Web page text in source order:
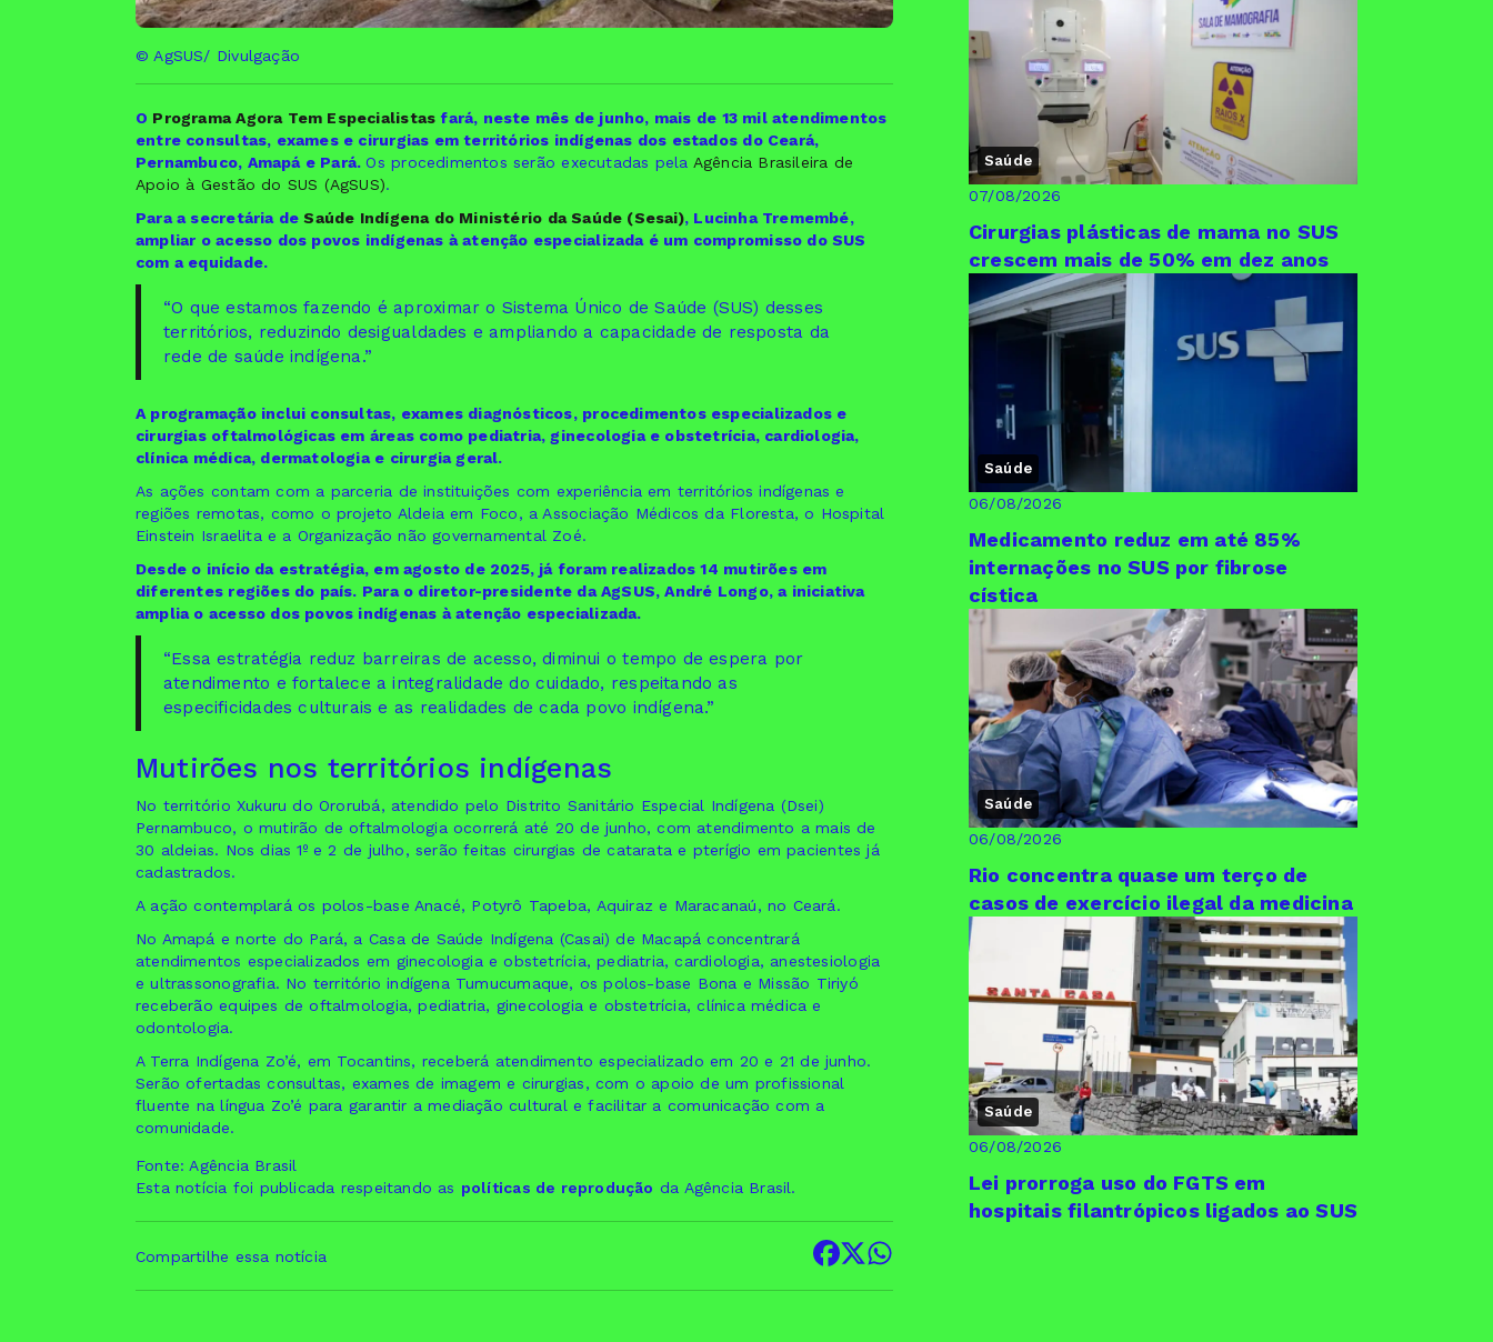
© AgSUS/ Divulgação
O Programa Agora Tem Especialistas fará, neste mês de junho, mais de 13 mil atendimentos
entre consultas, exames e cirurgias em territórios indígenas dos estados do Ceará,
Pernambuco, Amapá e Pará.Os procedimentos serão executadas pela Agência Brasileira de
Apoio à Gestão do SUS (AgSUS).
Para a secretária deSaúde Indígena do Ministério da Saúde (Sesai), Lucinha Tremembé,
ampliar o acesso dos povos indígenas à atenção especializada é um compromisso do SUS
com a equidade.
“O que estamos fazendo é aproximar o Sistema Único de Saúde (SUS) desses
territórios, reduzindo desigualdades e ampliando a capacidade de resposta da
rede de saúde indígena.”
A programação inclui consultas, exames diagnósticos, procedimentos especializados e
cirurgias oftalmológicas em áreas como pediatria, ginecologia e obstetrícia, cardiologia,
clínica médica, dermatologia e cirurgia geral.
As ações contam com a parceria de instituições com experiência em territórios indígenas e
regiões remotas, como o projeto Aldeia em Foco, a Associação Médicos da Floresta, o Hospital
Einstein Israelita e a Organização não governamental Zoé.
Desde o início da estratégia, em agosto de 2025, já foram realizados 14 mutirões em
diferentes regiões do país. Para o diretor-presidente da AgSUS, André Longo, a iniciativa
amplia o acesso dos povos indígenas à atenção especializada.
“Essa estratégia reduz barreiras de acesso, diminui o tempo de espera por
atendimento e fortalece a integralidade do cuidado, respeitando as
especificidades culturais e as realidades de cada povo indígena.”
Mutirões nos territórios indígenas
No território Xukuru do Ororubá, atendido pelo Distrito Sanitário Especial Indígena (Dsei)
Pernambuco, o mutirão de oftalmologia ocorrerá até 20 de junho, com atendimento a mais de
30 aldeias. Nos dias 1º e 2 de julho, serão feitas cirurgias de catarata e pterígio em pacientes já
cadastrados.
A ação contemplará os polos-base Anacé, Potyrô Tapeba, Aquiraz e Maracanaú, no Ceará.
No Amapá e norte do Pará, a Casa de Saúde Indígena (Casai) de Macapá concentrará
atendimentos especializados em ginecologia e obstetrícia, pediatria, cardiologia, anestesiologia
e ultrassonografia. No território indígena Tumucumaque, os polos-base Bona e Missão Tiriyó
receberão equipes de oftalmologia, pediatria, ginecologia e obstetrícia, clínica médica e
odontologia.
A Terra Indígena Zo’é, em Tocantins, receberá atendimento especializado em 20 e 21 de junho.
Serão ofertadas consultas, exames de imagem e cirurgias, com o apoio de um profissional
fluente na língua Zo’é para garantir a mediação cultural e facilitar a comunicação com a
comunidade.
Fonte: Agência Brasil
Esta notícia foi publicada respeitando as políticas de reprodução da Agência Brasil.
Compartilhe essa notícia
Saúde
07/08/2026
Cirurgias plásticas de mama no SUS
crescem mais de 50% em dez anos
Saúde
06/08/2026
Medicamento reduz em até 85%
internações no SUS por fibrose
cística
Saúde
06/08/2026
Rio concentra quase um terço de
casos de exercício ilegal da medicina
Saúde
06/08/2026
Lei prorroga uso do FGTS em
hospitais filantrópicos ligados ao SUS